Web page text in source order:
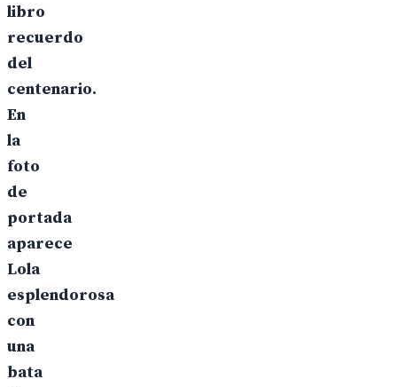
libro
recuerdo
del
centenario.
En
la
foto
de
portada
aparece
Lola
esplendorosa
con
una
bata